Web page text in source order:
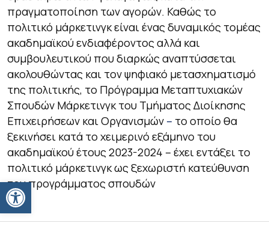
Ανοίξτε τη γραμμή εργαλείων
πραγματοποίηση των αγορών. Καθώς το
πολιτικό μάρκετινγκ είναι ένας δυναμικός τομέας
ακαδημαϊκού ενδιαφέροντος αλλά και
συμβουλευτικού που διαρκώς αναπτύσσεται
ακολουθώντας και τον ψηφιακό μετασχηματισμό
της πολιτικής, το Πρόγραμμα Μεταπτυχιακών
Σπουδών Μάρκετινγκ του Τμήματος Διοίκησης
Επιχειρήσεων και Οργανισμών – το οποίο θα
ξεκινήσει κατά το χειμερινό εξάμηνο του
ακαδημαϊκού έτους 2023-2024 – έχει εντάξει το
πολιτικό μάρκετινγκ ως ξεχωριστή κατεύθυνση
του προγράμματος σπουδών